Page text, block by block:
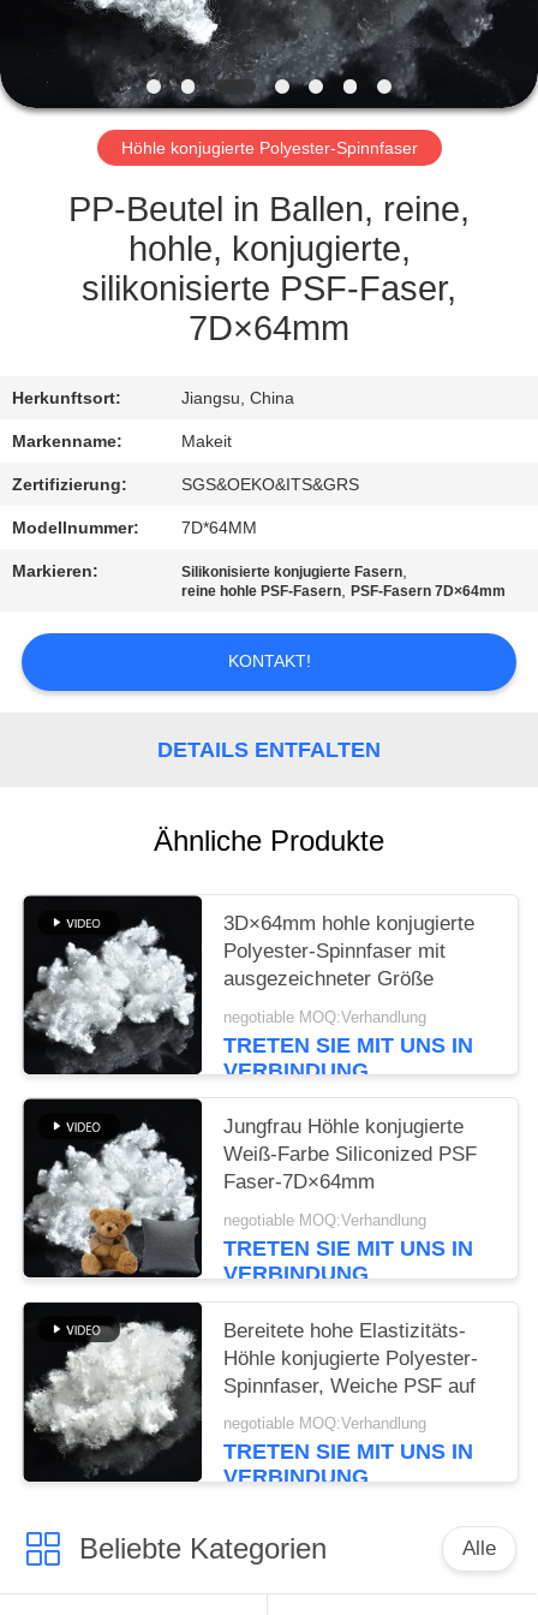
TRETEN
SIE
MIT
VERBINDUNG
NACHRICHTEN
FÄLLE
FORDERN
ZITAT
SITEMAP
Höhle konjugierte Polyester-Spinnfaser
PP-Beutel in Ballen, reine,
hohle, konjugierte,
silikonisierte PSF-Faser,
7D×64mm
Herkunftsort: Jiangsu, China
Markenname: Makeit
Zertifizierung: SGS&OEKO&ITS&GRS
Modellnummer: 7D*64MM
Markieren: Silikonisierte konjugierte Fasern,
reine hohle PSF-Fasern,PSF-Fasern 7D×64mm
KONTAKT!
DETAILS ENTFALTEN
Ähnliche Produkte
3D×64mm hohle konjugierte
Polyester-Spinnfaser mit
ausgezeichneter Größe
negotiable MOQ:Verhandlung
TRETEN SIE MIT UNS IN
VERBINDUNG
Jungfrau Höhle konjugierte
Weiß-Farbe Siliconized PSF
Faser-7D×64mm
negotiable MOQ:Verhandlung
TRETEN SIE MIT UNS IN
VERBINDUNG
Bereitete hohe Elastizitäts-
Höhle konjugierte Polyester-
Spinnfaser, Weiche PSF auf
negotiable MOQ:Verhandlung
TRETEN SIE MIT UNS IN
VERBINDUNG
Beliebte Kategorien Alle